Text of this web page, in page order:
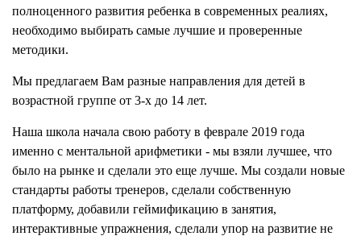
полноценного развития ребенка в современных реалиях,
необходимо выбирать самые лучшие и проверенные
методики.
Мы предлагаем Вам разные направления для детей в
возрастной группе от 3-х до 14 лет.
Наша школа начала свою работу в феврале 2019 года
именно с ментальной арифметики - мы взяли лучшее, что
было на рынке и сделали это еще лучше. Мы создали новые
стандарты работы тренеров, сделали собственную
платформу, добавили геймификацию в занятия,
интерактивные упражнения, сделали упор на развитие не